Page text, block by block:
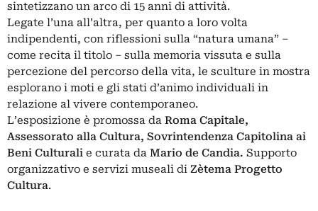
sintetizzano un arco di 15 anni di attività.
Legate l’una all’altra, per quanto a loro volta
indipendenti, con riflessioni sulla “natura umana” –
come recita il titolo – sulla memoria vissuta e sulla
percezione del percorso della vita, le sculture in mostra
esplorano i moti e gli stati d’animo individuali in
relazione al vivere contemporaneo.
L’esposizione è promossa da Roma Capitale,
Assessorato alla Cultura, Sovrintendenza Capitolina ai
Beni Culturali e curata da Mario de Candia. Supporto
organizzativo e servizi museali di Zètema Progetto
Cultura.